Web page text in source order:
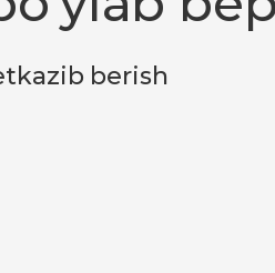
berish